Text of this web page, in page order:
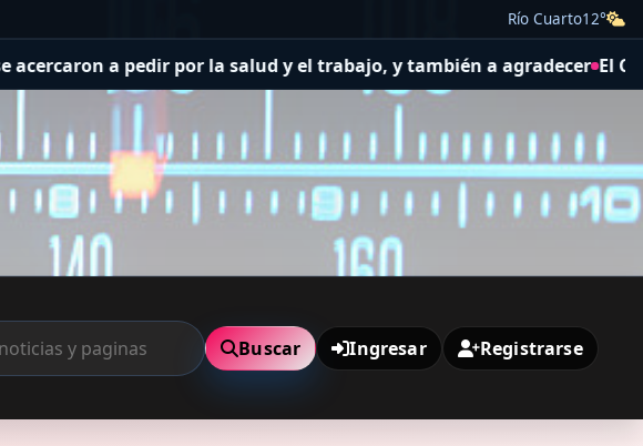
Río Cuarto12°
y el trabajo, y también a agradecer El Concejo Deliberante aprobó
Buscar Ingresar Registrarse